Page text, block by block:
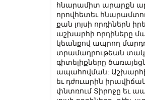
հնարամիտ արարքն
որով­հե­տեւ
քան լոյ­սի որ­դի­նե­րն
աշխարհի որդիները
կեանքով ապրող
տրամադրութեան տակ
գիտելիքները
ապահովման:
եւ դժուարին
փնտռում Տիրոջը եւ